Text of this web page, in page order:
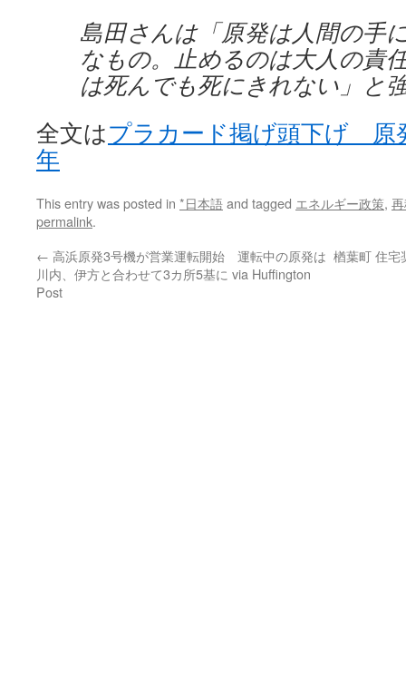
島田さんは「原発は人間の手
なもの。止めるのは大人の責
は死んでも死にきれない」と
全文はプラカード掲げ頭下げ 原
年
This entry was posted in *日本語and tagged エネルギー政策,
permalink.
← 高浜原発3号機が営業運転開始 運転中の原発は
川内、伊方と合わせて3カ所5基に via Huffington
Post
楢葉町 住